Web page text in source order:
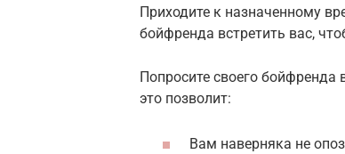
Приходите к назначенному
бойфренда встретить вас,
Попросите своего бойфренда
это позволит:
Вам наверняка не